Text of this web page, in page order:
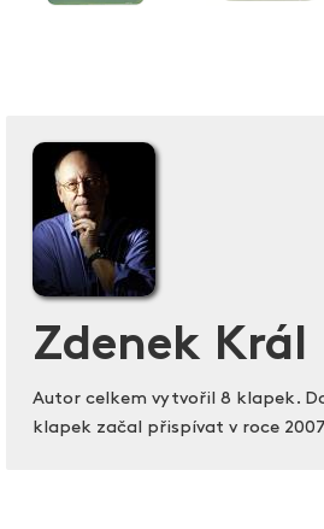
Zdenek Král
Autor celkem vytvořil 8 klapek.
klapek začal přispívat v roce